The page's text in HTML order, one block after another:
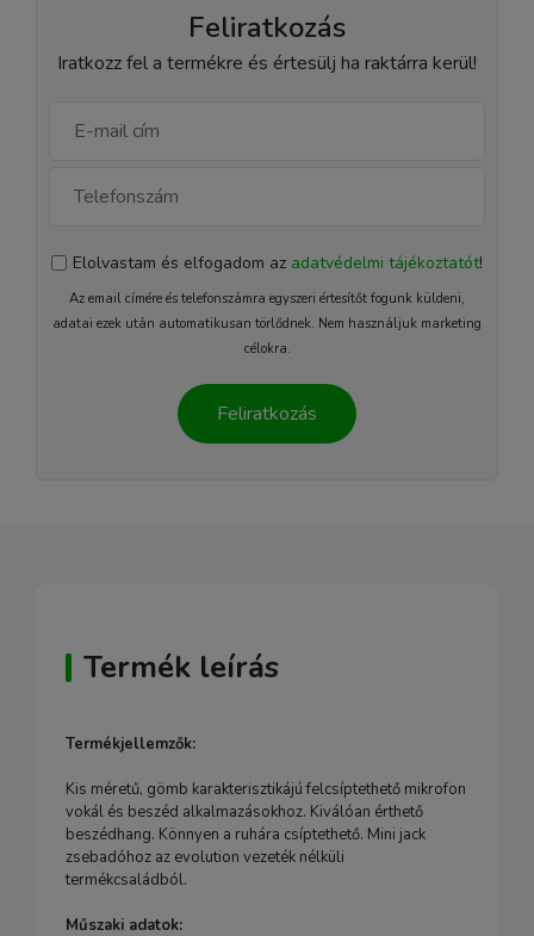
Feliratkozás
Iratkozz fel a termékre és értesülj ha raktárra kerül!
Elolvastam és elfogadom az adatvédelmi tájékoztatót!
Az email címére és telefonszámra egyszeri értesítőt fogunk küldeni,
adatai ezek után automatikusan törlődnek. Nem használjuk marketing
célokra.
Feliratkozás
Termék leírás
Termékjellemzők:
Kis méretű, gömb karakterisztikájú felcsíptethető mikrofon
vokál és beszéd alkalmazásokhoz. Kiválóan érthető
beszédhang. Könnyen a ruhára csíptethető. Mini jack
zsebadóhoz az evolution vezeték nélküli
termékcsaládból.
Műszaki adatok: